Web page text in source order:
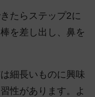
たらステップ2に
を差し出し、鼻を
細長いものに興味
性があります。よ